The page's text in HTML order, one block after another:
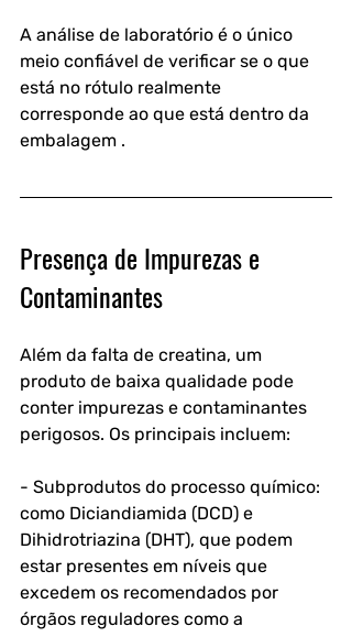
A análise de laboratório é o único
meio confiável de verificar se o que
está no rótulo realmente
corresponde ao que está dentro da
embalagem .
Presença de Impurezas e
Contaminantes
Além da falta de creatina, um
produto de baixa qualidade pode
conter impurezas e contaminantes
perigosos. Os principais incluem:
- Subprodutos do processo químico:
como Diciandiamida (DCD) e
Dihidrotriazina (DHT), que podem
estar presentes em níveis que
excedem os recomendados por
órgãos reguladores como a